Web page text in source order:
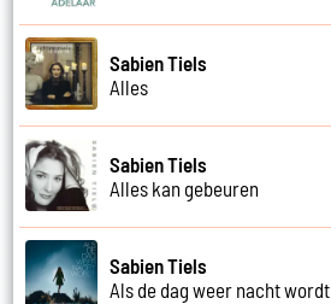
Sabien Tiels
Alles
Sabien Tiels
Alles kan gebeuren
Sabien Tiels
Als de dag weer nacht wordt